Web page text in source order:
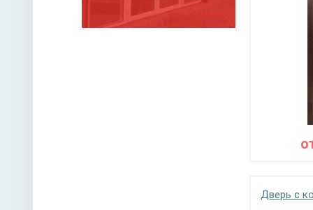
Дверь с